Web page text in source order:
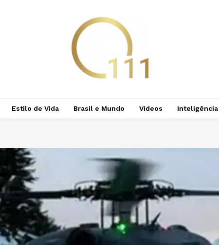
Estilo de Vida Brasil e Mundo Vídeos